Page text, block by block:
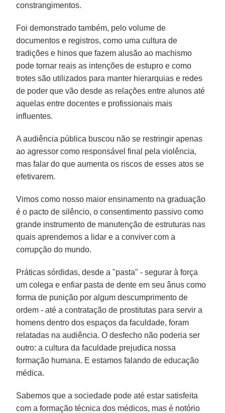
constrangimentos.
Foi demonstrado também, pelo volume de
documentos e registros, como uma cultura de
tradições e hinos que fazem alusão ao machismo
pode tornar reais as intenções de estupro e como
trotes são utilizados para manter hierarquias e redes
de poder que vão desde as relações entre alunos até
aquelas entre docentes e profissionais mais
influentes.
A audiência pública buscou não se restringir apenas
ao agressor como responsável final pela violência,
mas falar do que aumenta os riscos de esses atos se
efetivarem.
Vimos como nosso maior ensinamento na graduação
é o pacto de silêncio, o consentimento passivo como
grande instrumento de manutenção de estruturas nas
quais aprendemos a lidar e a conviver com a
corrupção do mundo.
Práticas sórdidas, desde a "pasta" - segurar à força
um colega e enfiar pasta de dente em seu ânus como
forma de punição por algum descumprimento de
ordem - até a contratação de prostitutas para servir a
homens dentro dos espaços da faculdade, foram
relatadas na audiência. O desfecho não poderia ser
outro: a cultura da faculdade prejudica nossa
formação humana. E estamos falando de educação
médica.
Sabemos que a sociedade pode até estar satisfeita
com a formação técnica dos médicos, mas é notório